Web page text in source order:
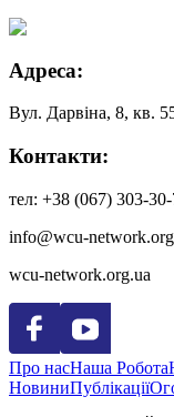
Адреса:
Вул. Дарвіна, 8, кв.
Контакти:
тел: +38 (067) 303-
info@wcu-
wcu-network.org.ua
Про насНаша Робота
НовиниПублікації